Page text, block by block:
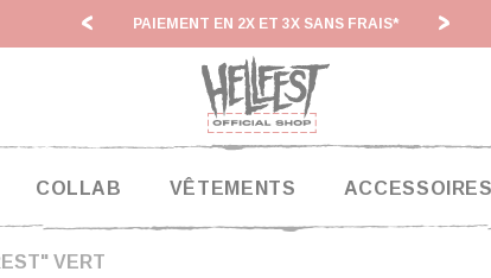
HF 26 : DÉLAIS D'EXPÉDITIONS RALONGÉS
COLLAB VÊTEMENTS ACCESSOIRES
VERT